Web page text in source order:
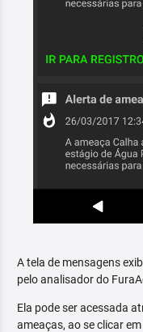
A tela de mensagens
pelo analisador do
Ela pode ser acessada
ameaças, ao se clicar